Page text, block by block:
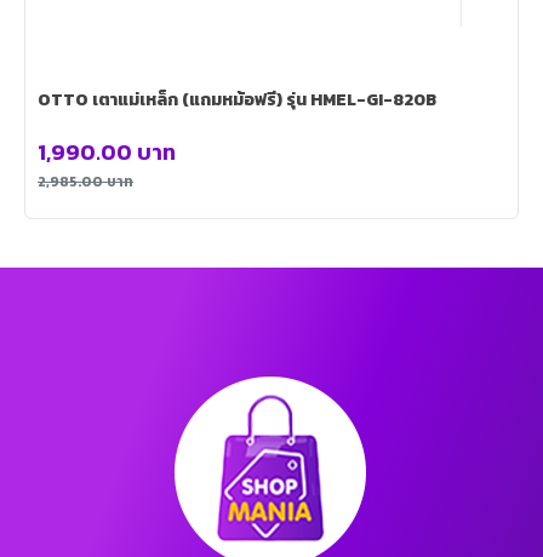
OTTO เตาแม่เหล็ก (แถมหม้อฟรี) รุ่น HMEL-GI-820B
2,985.00บาท
1,990.00 บาท